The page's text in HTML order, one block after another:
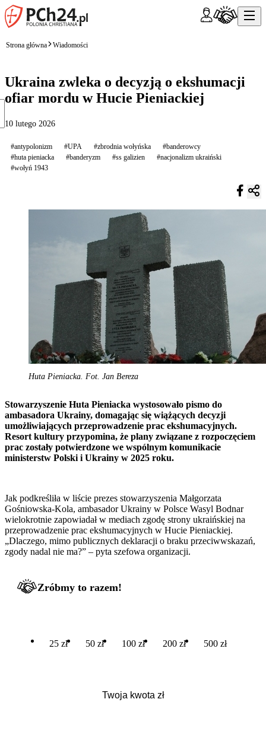
Strona główna Wiadomości
Ukraina zwleka o decyzją o ekshumacji
ofiar mordu w Hucie Pieniackiej
10 lutego 2026
#antypolonizm #UPA #zbrodnia wołyńska
#banderowcy
#huta pieniacka
#banderyzm #ss galizien
#nacjonalizm ukraiński
#wołyń 1943
Huta Pieniacka. Fot. Jan Bereza
Stowarzyszenie Huta Pieniacka wystosowało pismo do
ambasadora Ukrainy, domagając się wiążących decyzji
umożliwiających przeprowadzenie prac ekshumacyjnych.
Resort kultury przypomina, że plany związane z rozpoczęciem
prac zostały potwierdzone we wspólnym komunikacie
ministerstw Polski i Ukrainy w 2025 roku.
Jak podkreśliła w liście prezes stowarzyszenia Małgorzata
Gośniowska-Kola, ambasador Ukrainy w Polsce Wasyl Bodnar
wielokrotnie zapowiadał w mediach zgodę strony ukraińskiej na
przeprowadzenie prac ekshumacyjnych w Hucie Pieniackiej.
„Dlaczego, mimo publicznych deklaracji o braku przeciwwskazań,
zgody nadal nie ma?” – pyta szefowa organizacji.
Zróbmy to razem!
25 zł 50 zł 100 zł 200 zł 500 zł